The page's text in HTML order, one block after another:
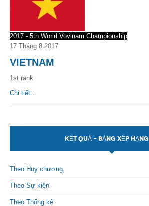
2017 - 5th World Vovinam Championship
17 Tháng 8 2017
VIETNAM
1st rank
Chi tiết...
KẾT QUẢ - BẢNG XẾP HẠNG
Theo Huy chương
Theo Sự kiện
Theo Thống kê